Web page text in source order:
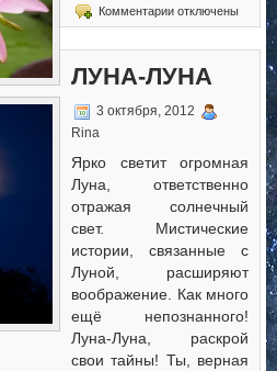
Комментариик
записи
отключены
ЛУНА-ЛУНА
3 октября, 2012
Rina
Ярко светит огромная
Луна, ответственно
отражая солнечный
свет. Мистические
истории, связанные с
Луной, расширяют
воображение. Как много
ещё непознанного!
Луна-Луна, раскрой
свои тайны! Ты, верная